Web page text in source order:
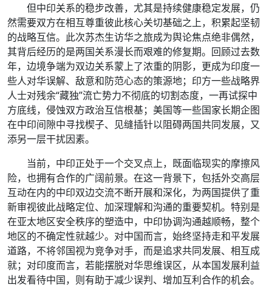
但中印关系的稳步改善，尤其是持续健康稳定发展，仍
然需要双方在相互尊重彼此核心关切基础之上，积累起坚韧
的战略互信。此次苏杰生访华之旅成为舆论焦点绝非偶然，
其背后经历的是两国关系漫长而艰难的修复期。回顾过去数
年，边境争端为双边关系蒙上了浓重的阴影，更成为印度一
些人对华误解、敌意和防范心态的策源地；印方一些战略界
人士对残余“藏独”流亡势力不彻底的切割态度，一再试探中
方底线，侵蚀双方政治互信根基；美国等一些国家长期企图
在中印间隙中寻找楔子、见缝插针以阻碍两国共同发展，又
添另一层干扰因素。
当前，中印正处于一个交叉点上，既面临现实的摩擦风
险，也拥有合作的广阔前景。在这一背景下，包括外交高层
互动在内的中印双边交流不断开展和深化，为两国提供了重
新审视彼此战略定位、加深理解和沟通的重要契机。特别是
在亚太地区安全秩序的塑造中，中印协调沟通越顺畅，整个
地区的不确定性就越少。对中国而言，始终坚持走和平发展
道路，不将邻国视为竞争对手，而是追求共同发展、相互成
就；对印度而言，若能摆脱对华思维误区，从本国发展利益
出发看待中国，则有助于减少误判、增加互利合作的机会。